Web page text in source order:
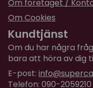
Om företaget /
Om Cookies
Kundtjänst
Om du har några
bara att höra av dig
E-post:
Telefon: 090-2059210